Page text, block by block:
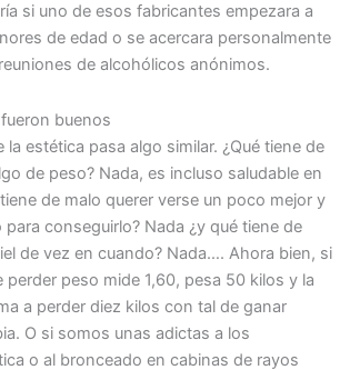
si uno de esos fabricantes empezara a
de edad o se acercara personalmente
de alcohólicos anónimos.
buenos
la estética pasa algo similar. ¿Qué tiene de
de peso? Nada, es incluso saludable en
de malo querer verse un poco mejor y
conseguirlo? Nada ¿y qué tiene de
de vez en cuando? Nada…. Ahora bien, si
perder peso mide 1,60, pesa 50 kilos y la
a perder diez kilos con tal de ganar
O si somos unas adictas a los
o al bronceado en cabinas de rayos